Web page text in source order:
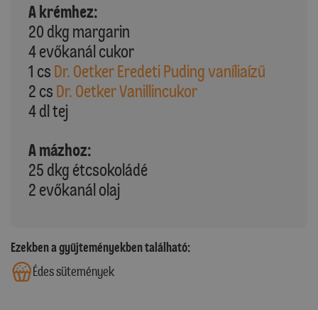
A krémhez:
20 dkg margarin
4 evőkanál cukor
1 cs Dr. Oetker Eredeti Puding vaníliaízű
2 cs Dr. Oetker Vanillincukor
4 dl tej
A mázhoz:
25 dkg étcsokoládé
2 evőkanál olaj
Ezekben a gyűjteményekben található:
Édes sütemények